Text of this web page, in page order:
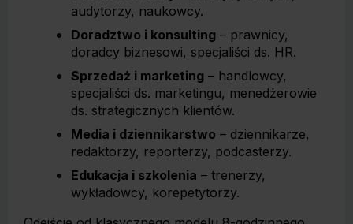
audytorzy, naukowcy.
Doradztwo i konsulting – prawnicy,
doradcy biznesowi, specjaliści ds. HR.
Sprzedaż i marketing – handlowcy,
specjaliści ds. marketingu, menedżerowie
ds. strategicznych klientów.
Media i dziennikarstwo – dziennikarze,
redaktorzy, reporterzy, podcasterzy.
Edukacja i szkolenia – trenerzy,
wykładowcy, korepetytorzy.